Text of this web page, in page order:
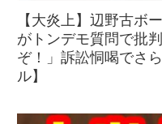
【大炎上】辺野古ボ
がトンデモ質問で批
ぞ！」訴訟恫喝でさ
ル】